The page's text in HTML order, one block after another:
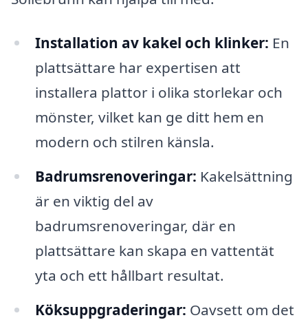
Installation av kakel och klinker: En
plattsättare har expertisen att
installera plattor i olika storlekar och
mönster, vilket kan ge ditt hem en
modern och stilren känsla.
Badrumsrenoveringar: Kakelsättning
är en viktig del av
badrumsrenoveringar, där en
plattsättare kan skapa en vattentät
yta och ett hållbart resultat.
Köksuppgraderingar: Oavsett om det